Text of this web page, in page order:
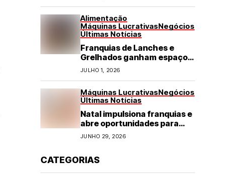
Alimentação
Máquinas LucrativasNegócios
Últimas Notícias
Franquias de Lanches e
Grelhados ganham espaço
com demanda por refeições
rápidas e de qualidade
JULHO 1, 2026
Máquinas LucrativasNegócios
Últimas Notícias
Natal impulsiona franquias e
abre oportunidades para
diversos segmentos do
JUNHO 29, 2026
CATEGORIAS